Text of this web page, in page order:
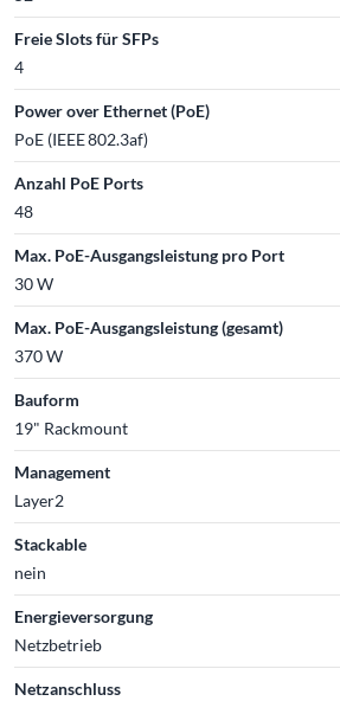
Freie Slots für SFPs
4
Power over Ethernet (PoE)
PoE (IEEE 802.3af)
Anzahl PoE Ports
48
Max. PoE-Ausgangsleistung pro Port
30 W
Max. PoE-Ausgangsleistung (gesamt)
370 W
Bauform
19" Rackmount
Management
Layer2
Stackable
nein
Energieversorgung
Netzbetrieb
Netzanschluss